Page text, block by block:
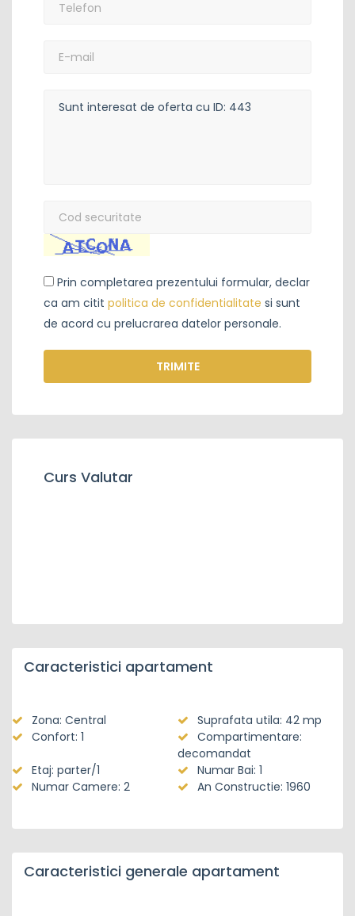
mail:
securitate
*:
Prin completarea prezentului formular, declar
ca am citit politica de confidentialitate si sunt
de acord cu prelucrarea datelor personale.
TRIMITE
Curs Valutar
Caracteristici apartament
Zona: Central
Suprafata utila: 42 mp
Confort: 1
Compartimentare:
decomandat
Etaj: parter/1
Numar Bai: 1
Numar Camere: 2
An Constructie: 1960
Caracteristici generale apartament